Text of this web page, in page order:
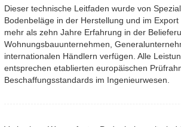
Dieser technische Leitfaden wurde von
Bodenbeläge in der Herstellung und im
mehr als zehn Jahre Erfahrung in der
Wohnungsbauunternehmen,
internationalen Händlern verfügen. Alle
entsprechen etablierten europäischen
Beschaffungsstandards im Ingenieurwesen.